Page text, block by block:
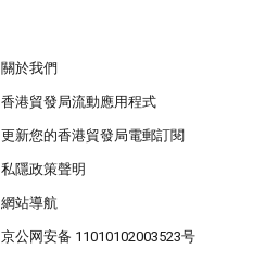
關於我們
香港貿發局流動應用程式
更新您的香港貿發局電郵訂閱
私隱政策聲明
網站導航
京公网安备 11010102003523号